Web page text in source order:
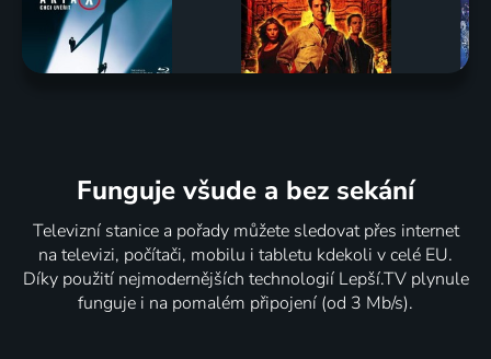
Funguje všude a bez sekání
Televizní stanice a pořady můžete sledovat přes internet
na televizi, počítači, mobilu i tabletu kdekoli v celé EU.
Díky použití nejmodernějších technologií Lepší.TV plynule
funguje i na pomalém připojení (od 3 Mb/s).